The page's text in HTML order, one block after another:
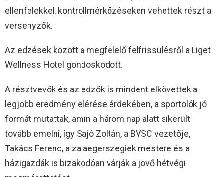
ellenfelekkel, kontrollmérkőzéseken vehettek részt a
versenyzők.
Az edzések között a megfelelő felfrissülésről a Liget
Wellness Hotel gondoskodott.
A résztvevők és az edzők is mindent elkövettek a
legjobb eredmény elérése érdekében, a sportolók jó
formát mutattak, amin a három nap alatt sikerült
tovább emelni, így Sajó Zoltán, a BVSC vezetője,
Takács Ferenc, a zalaegerszegiek mestere és a
házigazdák is bizakodóan várják a jövő hétvégi